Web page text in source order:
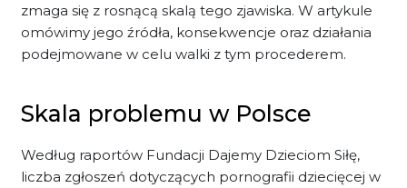
zmaga się z rosnącą skalą tego zjawiska. W artykule
omówimy jego źródła, konsekwencje oraz działania
podejmowane w celu walki z tym procederem.
Skala problemu w Polsce
Według raportów Fundacji Dajemy Dzieciom Siłę,
liczba zgłoszeń dotyczących pornografii dziecięcej w